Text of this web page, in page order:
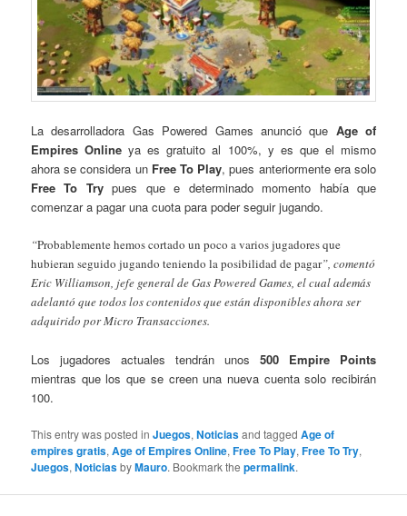
La desarrolladora Gas Powered Games anunció que Age of
Empires Online ya es gratuito al 100%, y es que el mismo
ahora se considera un Free To Play, pues anteriormente era solo
Free To Trypues que e determinado momento había que
comenzar a pagar una cuota para poder seguir jugando.
“Probablemente hemos cortado un poco a varios jugadores que
hubieran seguido jugando teniendo la posibilidad de pagar”, comentó
Eric Williamson, jefe general de Gas Powered Games, el cual además
adelantó que todos los contenidos que están disponibles ahora ser
adquirido por Micro Transacciones.
Los jugadores actuales tendrán unos 500 Empire Points
mientras que los que se creen una nueva cuenta solo recibirán
100.
This entry was posted inJuegos,Noticiasand taggedAge of
empires gratis,Age of Empires Online,Free To Play,Free To Try,
Juegos,NoticiasbyMauro. Bookmark thepermalink.